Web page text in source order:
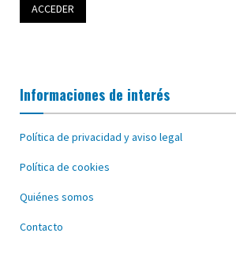
Informaciones de interés
Política de privacidad y aviso legal
Política de cookies
Quiénes somos
Contacto